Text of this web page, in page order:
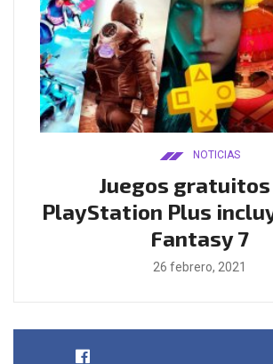
NOTICIAS
Juegos gratuitos
PlayStation Plus
Fantasy 7
26 febrero, 2021